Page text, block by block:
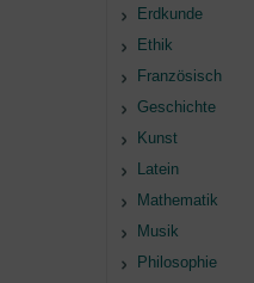
Erdkunde
Ethik
Französisch
Geschichte
Kunst
Latein
Mathematik
Musik
Philosophie